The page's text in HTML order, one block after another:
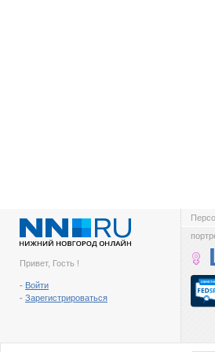
Привет, Гость !
- Войти
- Зарегистрироваться